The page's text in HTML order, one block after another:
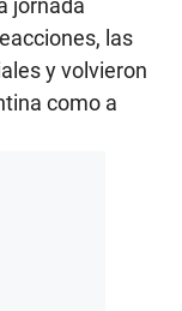
las
y volvieron
como a